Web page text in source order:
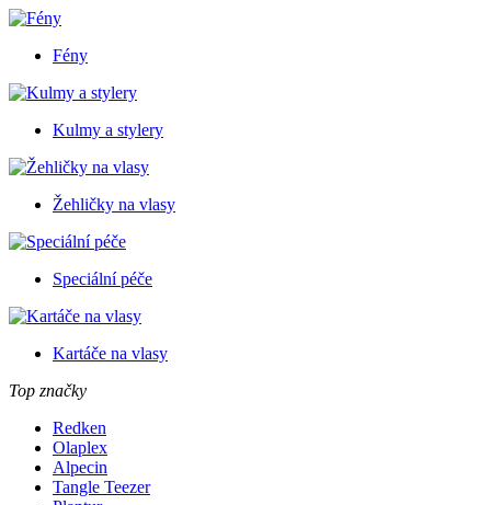
Fény
Kulmy a stylery
Žehličky na vlasy
Speciální péče
Kartáče na vlasy
Top značky
Redken
Olaplex
Alpecin
Tangle Teezer